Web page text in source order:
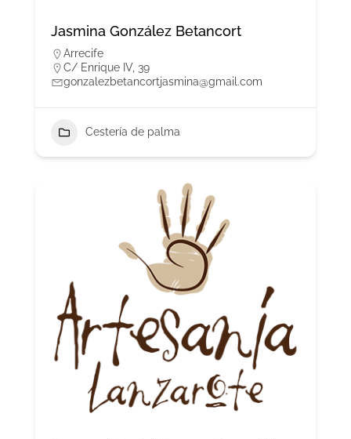
Jasmina González Betancort
Arrecife
C/ Enrique IV, 39
gonzalezbetancortjasmina@gmail.com
Cestería de palma